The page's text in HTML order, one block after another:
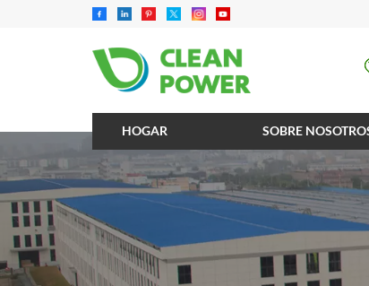
HOGAR SOBRE